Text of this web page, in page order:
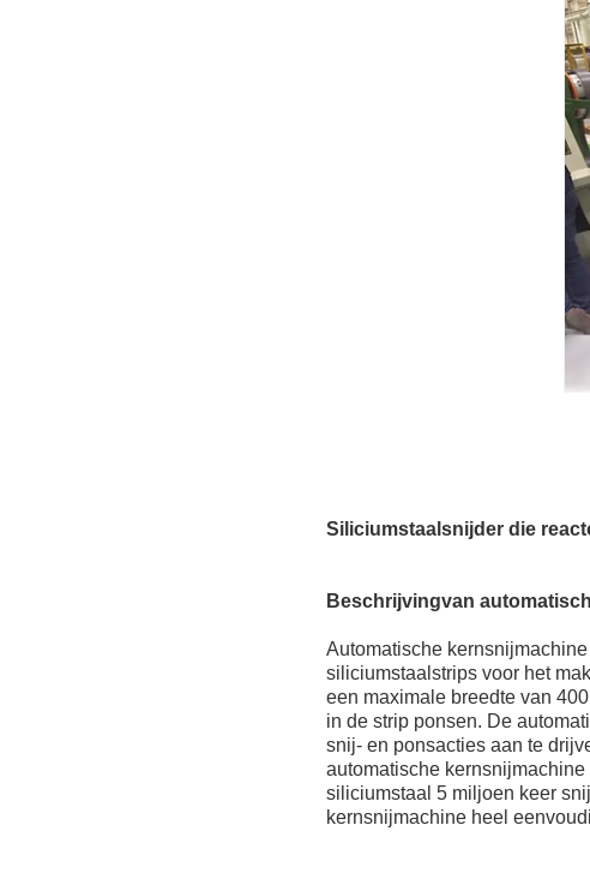
Siliciumstaalsnijder die
Beschrijvingvan
Automatische
siliciumstaalstrips voor het
een maximale breedte van
in de strip ponsen. De
snij- en ponsacties aan te
automatische
siliciumstaal 5 miljoen keer
kernsnijmachine heel